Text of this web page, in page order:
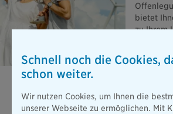
bietet
zu Ihrem
Schnell noch die Cookies,
schon weiter.
Wir nutzen Cookies, um Ihnen die
unserer Webseite zu ermöglichen. Mit